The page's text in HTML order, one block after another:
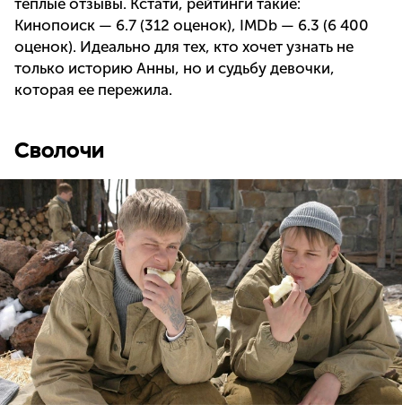
теплые отзывы. Кстати, рейтинги такие:
Кинопоиск — 6.7 (312 оценок), IMDb — 6.3 (6 400
оценок). Идеально для тех, кто хочет узнать не
только историю Анны, но и судьбу девочки,
которая ее пережила.
Сволочи